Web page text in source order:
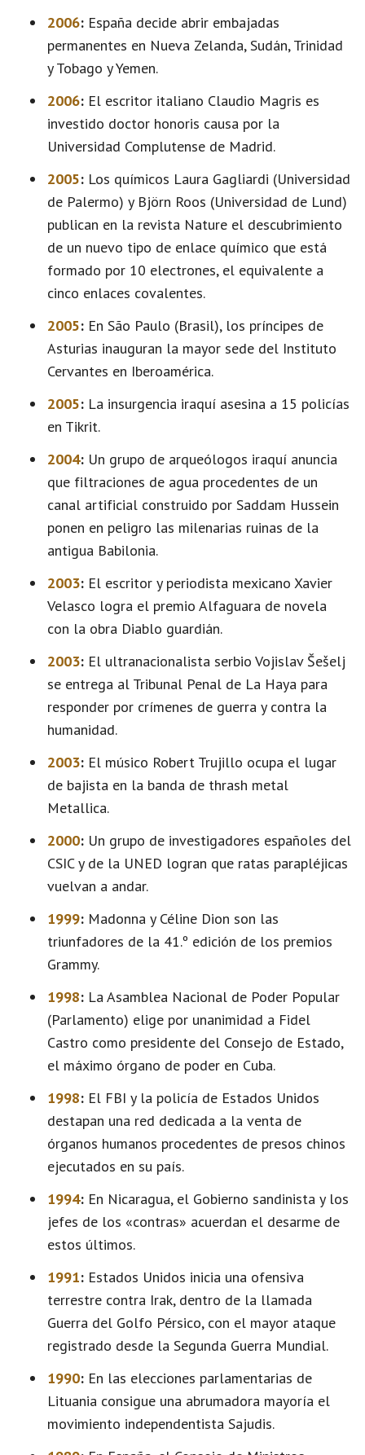
2006: España decide abrir embajadas
permanentes en Nueva Zelanda, Sudán, Trinidad
y Tobago y Yemen.
2006: El escritor italiano Claudio Magris es
investido doctor honoris causa por la
Universidad Complutense de Madrid.
2005: Los químicos Laura Gagliardi (Universidad
de Palermo) y Björn Roos (Universidad de Lund)
publican en la revista Nature el descubrimiento
de un nuevo tipo de enlace químico que está
formado por 10 electrones, el equivalente a
cinco enlaces covalentes.
2005: En São Paulo (Brasil), los príncipes de
Asturias inauguran la mayor sede del Instituto
Cervantes en Iberoamérica.
2005: La insurgencia iraquí asesina a 15 policías
en Tikrit.
2004: Un grupo de arqueólogos iraquí anuncia
que filtraciones de agua procedentes de un
canal artificial construido por Saddam Hussein
ponen en peligro las milenarias ruinas de la
antigua Babilonia.
2003: El escritor y periodista mexicano Xavier
Velasco logra el premio Alfaguara de novela
con la obra Diablo guardián.
2003: El ultranacionalista serbio Vojislav Šešelj
se entrega al Tribunal Penal de La Haya para
responder por crímenes de guerra y contra la
humanidad.
2003: El músico Robert Trujillo ocupa el lugar
de bajista en la banda de thrash metal
Metallica.
2000: Un grupo de investigadores españoles del
CSIC y de la UNED logran que ratas parapléjicas
vuelvan a andar.
1999: Madonna y Céline Dion son las
triunfadores de la 41.º edición de los premios
Grammy.
1998: La Asamblea Nacional de Poder Popular
(Parlamento) elige por unanimidad a Fidel
Castro como presidente del Consejo de Estado,
el máximo órgano de poder en Cuba.
1998: El FBI y la policía de Estados Unidos
destapan una red dedicada a la venta de
órganos humanos procedentes de presos chinos
ejecutados en su país.
1994: En Nicaragua, el Gobierno sandinista y los
jefes de los «contras» acuerdan el desarme de
estos últimos.
1991: Estados Unidos inicia una ofensiva
terrestre contra Irak, dentro de la llamada
Guerra del Golfo Pérsico, con el mayor ataque
registrado desde la Segunda Guerra Mundial.
1990: En las elecciones parlamentarias de
Lituania consigue una abrumadora mayoría el
movimiento independentista Sajudis.